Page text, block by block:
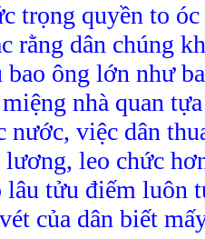
trọng quyền to
rằng dân chúng
bao ông lớn như
nhà quan
nước, việc dân
lương, leo chức
lâu tửu điếm luôn
của dân biết